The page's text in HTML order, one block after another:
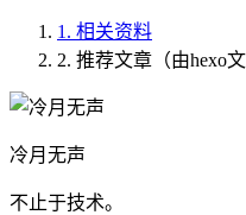
1. 相关资料
2. 推荐文章（由hexo
冷月无声
不止于技术。